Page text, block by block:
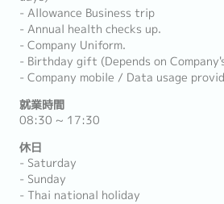
- Allowance Business trip
- Annual health checks up.
- Company Uniform.
- Birthday gift (Depends on
- Company mobile / Data usage
就業時間
08:30 ~ 17:30
休日
- Saturday
- Sunday
- Thai national holiday